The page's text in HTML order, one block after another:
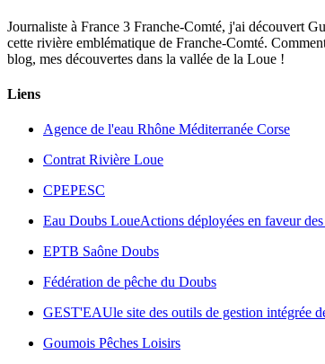
Journaliste à France 3 Franche-Comté, j'ai découvert
cette rivière emblématique de Franche-Comté.
blog, mes découvertes dans la vallée de la Loue !
Liens
Agence de l'eau Rhône Méditerranée Corse
Contrat Rivière Loue
CPEPESC
Eau Doubs LoueActions déployées en faveur
EPTB Saône Doubs
Fédération de pêche du Doubs
GEST'EAUle site des outils de gestion intégrée
Goumois Pêches Loisirs